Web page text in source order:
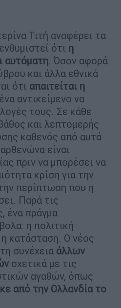
Τιτή αναφέρει τα
ότι η
αυτόματη. Όσον αφορά
και άλλα εθνικά
ότι απαιτείται η
αντικείμενο να
τους. Σε κάθε
και λεπτομερής
καθενός από αυτά
είναι
πριν να μπορέσει να
κρίση για την
περίπτωση που η
Παρά τις
ένα πράγμα
η πολιτική
κατάσταση. Ο νέος
συνέχεια άλλων
σχετικά με τις
αγαθών, όπως
από την Ολλανδία το